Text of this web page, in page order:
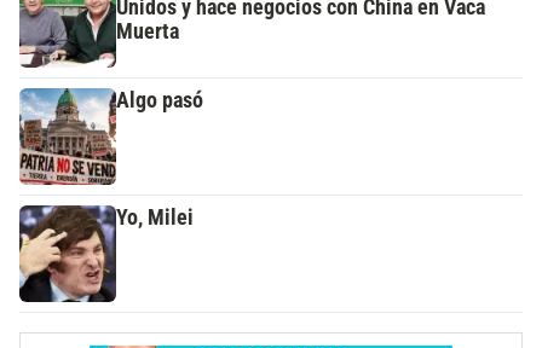
Unidos y hace negocios con China en Vaca
Muerta
Algo pasó
Yo, Milei